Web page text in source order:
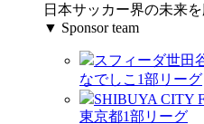
日本サッカー界の未来を
▼ Sponsor team
スフィーダ世田
なでしこ1部リーグ
SHIBUYA CITY
東京都1部リーグ